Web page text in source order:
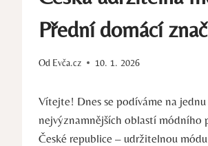
Přední domácí
Od Evča.cz 10. 1. 2026
Vítejte! Dnes se podíváme na jednu
nejvýznamnějších oblastí módního
České republice – udržitelnou